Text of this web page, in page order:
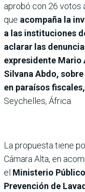
aprobó con 26 votos
que acompaña la
a las instituciones
aclarar las
expresidente Mario
Silvana Abdo,
en paraísos fiscales,
Seychelles, África.
La propuesta tiene
Cámara Alta, en
el Ministerio Público
Prevención de